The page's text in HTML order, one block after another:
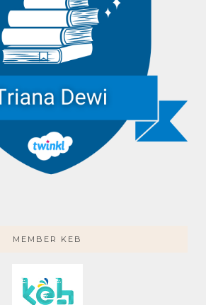
MEMBER KEB